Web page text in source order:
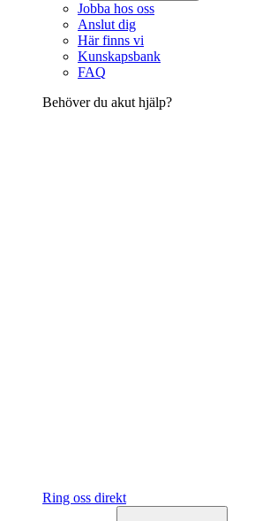
Jobba hos oss
Anslut dig
Här finns vi
Kunskapsbank
FAQ
Behöver du akut hjälp?
Ring oss direkt